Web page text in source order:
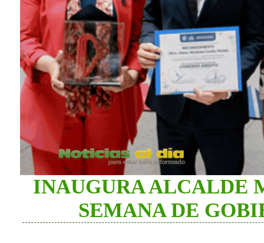
INAUGURA ALCALDE
SEMANA DE